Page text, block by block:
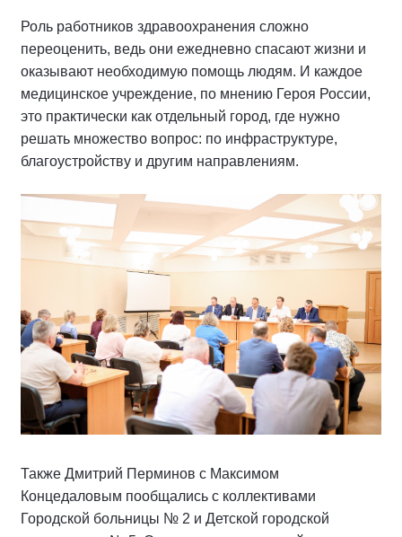
Роль работников здравоохранения сложно
переоценить, ведь они ежедневно спасают жизни и
оказывают необходимую помощь людям. И каждое
медицинское учреждение, по мнению Героя России,
это практически как отдельный город, где нужно
решать множество вопрос: по инфраструктуре,
благоустройству и другим направлениям.
Также Дмитрий Перминов с Максимом
Концедаловым пообщались с коллективами
Городской больницы № 2 и Детской городской